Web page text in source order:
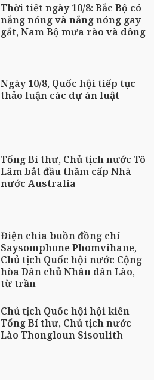
Thời tiết ngày 10/8: Bắc Bộ có
nắng nóng và nắng nóng gay
gắt, Nam Bộ mưa rào và dông
Ngày 10/8, Quốc hội tiếp tục
thảo luận các dự án luật
Tổng Bí thư, Chủ tịch nước Tô
Lâm bắt đầu thăm cấp Nhà
nước Australia
Điện chia buồn đồng chí
Saysomphone Phomvihane,
Chủ tịch Quốc hội nước Cộng
hòa Dân chủ Nhân dân Lào,
từ trần
Chủ tịch Quốc hội hội kiến
Tổng Bí thư, Chủ tịch nước
Lào Thongloun Sisoulith